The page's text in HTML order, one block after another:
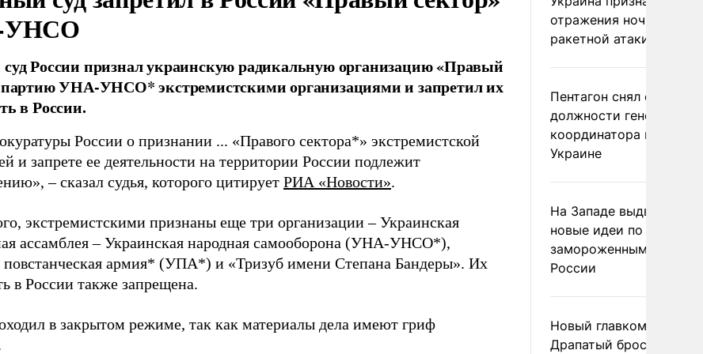
УНСО
России признал украинскую радикальную организацию «Правый
партию УНА-УНСО* экстремистскими организациями и запретил их
в России.
России о признании ... «Правого сектора*» экстремистской
и запрете ее деятельности на территории России подлежит
– сказал судья, которого цитирует РИА «Новости».
экстремистскими признаны еще три организации – Украинская
ассамблея – Украинская народная самооборона (УНА-УНСО*),
повстанческая армия* (УПА*) и «Тризуб имени Степана Бандеры». Их
в России также запрещена.
в закрытом режиме, так как материалы дела имеют гриф
отражения ночной
ракетной атаки
Пентагон снял с
должности генерала-
координатора помощи
Украине
На Западе выдвинули
новые идеи по
замороженным
России
Новый главком ВСУ
Драпатый бросил